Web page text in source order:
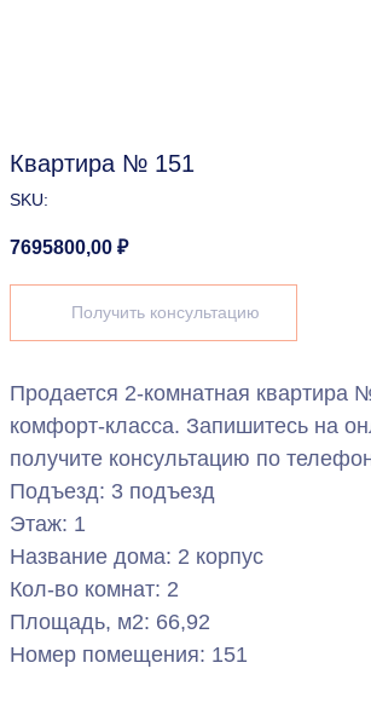
Квартира № 151
SKU:
7695800,00 ₽
Получить консультацию
Продается 2-комнатная квартира
комфорт-класса. Запишитесь на
получите консультацию по
Подъезд: 3 подъезд
Этаж: 1
Название дома: 2 корпус
Кол-во комнат: 2
Площадь, м2: 66,92
Номер помещения: 151